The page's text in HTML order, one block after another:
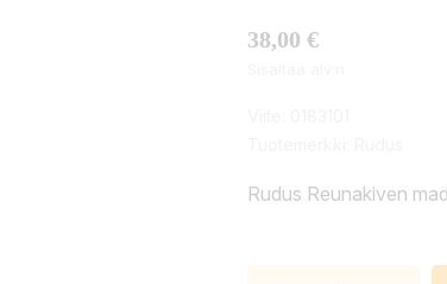
38,00 €
Rudus Reunakiven